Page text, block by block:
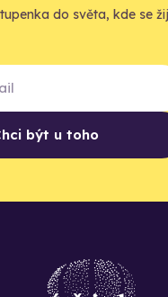
do světa, kde se
být u toho